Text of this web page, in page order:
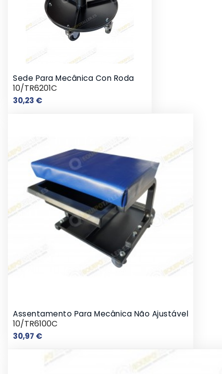
Sede Para Mecânica Con Roda
10/TR6201C
30,23 €Preço
Assentamento Para Mecânica Não Ajustável
10/TR6100C
30,97 €Preço